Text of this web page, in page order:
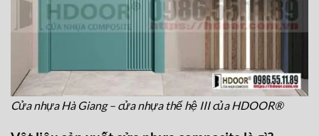
Cửa nhựa Hà Giang – cửa nhựa thế hệ III của HDOOR®